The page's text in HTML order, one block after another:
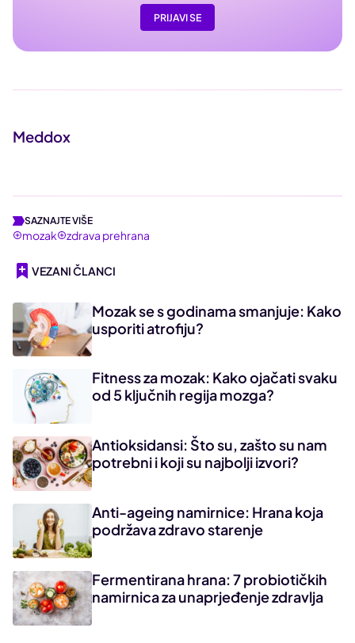
PRIJAVI SE
Meddox
SAZNAJTE VIŠE
mozak zdrava prehrana
VEZANI ČLANCI
Mozak se s godinama smanjuje: Kako
usporiti atrofiju?
Fitness za mozak: Kako ojačati svaku
od 5 ključnih regija mozga?
Antioksidansi: Što su, zašto su nam
potrebni i koji su najbolji izvori?
Anti-ageing namirnice: Hrana koja
podržava zdravo starenje
Fermentirana hrana: 7 probiotičkih
namirnica za unaprjeđenje zdravlja